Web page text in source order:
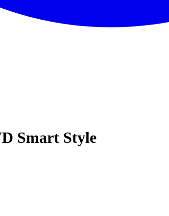
Smart Style